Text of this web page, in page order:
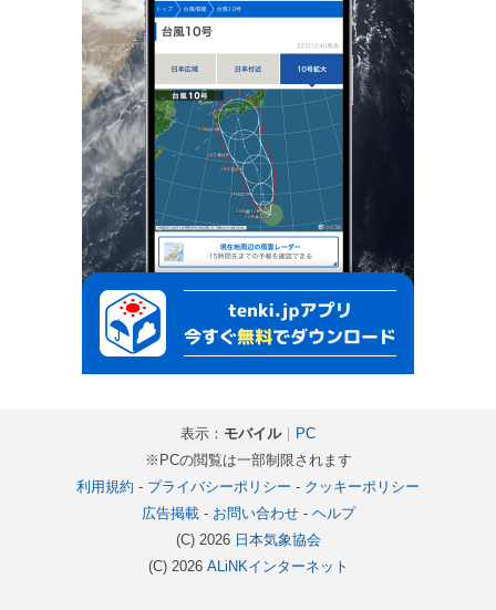
表示： モバイル｜ PC
※PCの閲覧は一部制限されます
利用規約 - プライバシーポリシー - クッキーポリシー
広告掲載- お問い合わせ- ヘルプ
(C) 2026 日本気象協会
(C) 2026 ALiNKインターネット